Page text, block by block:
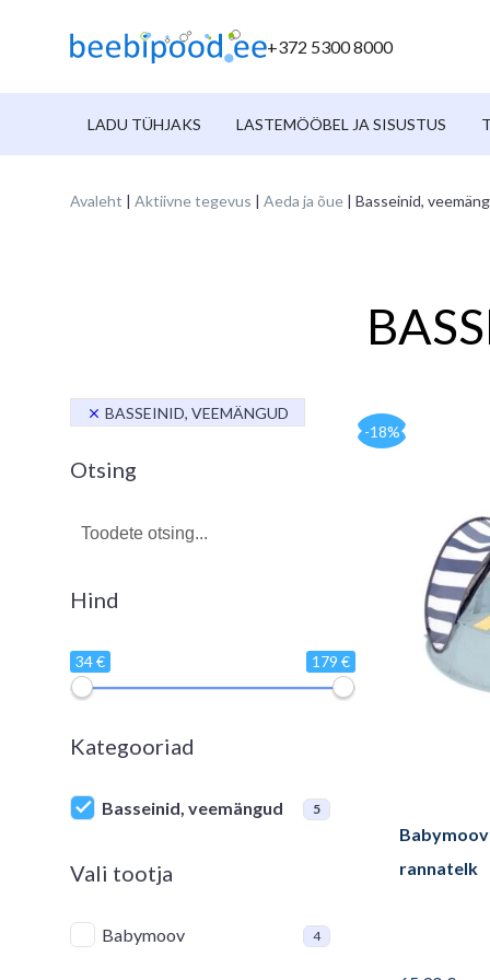
+372 5300 8000
LADU TÜHJAKS LASTEMÖÖBEL JA SISUSTUS
Avaleht | Aktiivne tegevus | Aeda ja õue | Basseinid,
BASSEINID, VEEMÄNGUD
Otsing
Hind
34 € 179 €
Kategooriad
Basseinid, veemängud 5
Vali tootja
Babymoov 4
-18%
rannatelk